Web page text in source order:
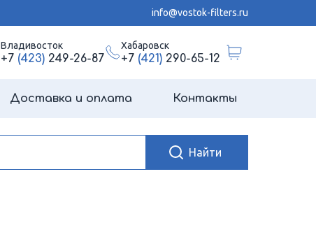
info@vostok-filters.ru
Владивосток
+7 (423)249-26-87
Хабаровск
+7 (421)290-65-12
Доставка и оплата Контакты